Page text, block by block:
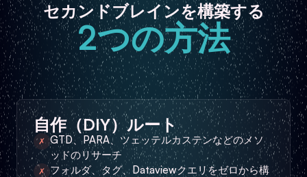
セカンドブレインを構築する
2つの方法
自作（DIY）ルート
✗ GTD、PARA、ツェッテルカステンなどのメソ
ッドのリサーチ
✗ フォルダ、タグ、Dataviewクエリをゼロから構